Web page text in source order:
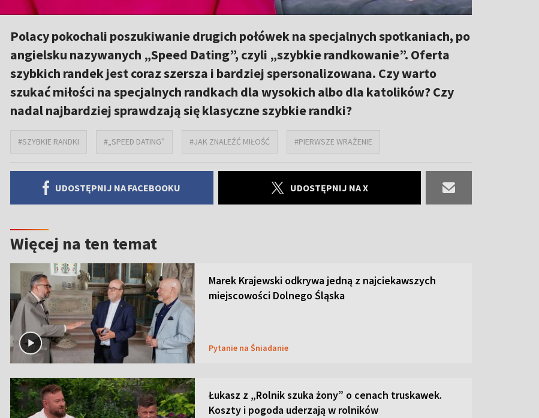
Polacy pokochali poszukiwanie drugich połówek na specjalnych spotkaniach, po
angielsku nazywanych „Speed Dating”, czyli „szybkie randkowanie”. Oferta
szybkich randek jest coraz szersza i bardziej spersonalizowana. Czy warto
szukać miłości na specjalnych randkach dla wysokich albo dla katolików? Czy
nadal najbardziej sprawdzają się klasyczne szybkie randki?
#SZYBKIE RANDKI #„SPEED DATING” #JAK ZNALEŹĆ MIŁOŚĆ #PIERWSZE WRAŻENIE
UDOSTĘPNIJ NA FACEBOOKU UDOSTĘPNIJ NA X
Więcej na ten temat
Marek Krajewski odkrywa jedną z najciekawszych
miejscowości Dolnego Śląska
Pytanie na Śniadanie
Łukasz z „Rolnik szuka żony” o cenach truskawek.
Koszty i pogoda uderzają w rolników